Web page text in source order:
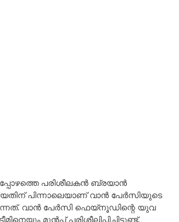
പരിശീലകൻ ബ്രയാൻ
പിന്നാലെയാണ് വാൻ പേർസിയുടെ
വാൻ പേർസി ഫെയ്‌നൂഡിന്റെ യുവ
മുൻപ് പരിശീലിപ്പിച്ചിട്ടുണ്ട്.